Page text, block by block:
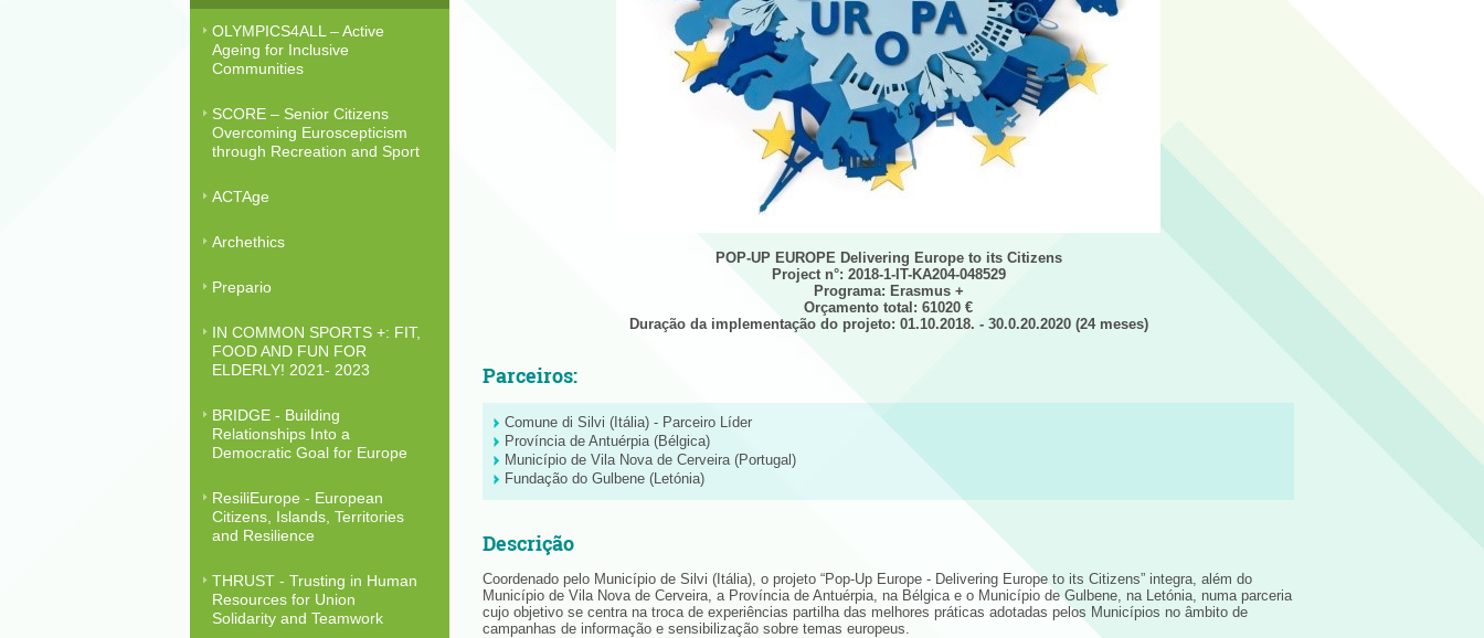
OLYMPICS4ALL – Active
Ageing for Inclusive
Communities
SCORE – Senior Citizens
Overcoming Euroscepticism
through Recreation and Sport
ACTAge
Archethics
Prepario
IN COMMON SPORTS +: FIT,
FOOD AND FUN FOR
ELDERLY! 2021- 2023
BRIDGE - Building
Relationships Into a
Democratic Goal for Europe
ResiliEurope - European
Citizens, Islands, Territories
and Resilience
THRUST - Trusting in Human
Resources for Union
Solidarity and Teamwork
POP-UP EUROPE Delivering Europe to its Citizens
Project n°: 2018-1-IT-KA204-048529
Programa: Erasmus +
Orçamento total: 61020 €
Duração da implementação do projeto: 01.10.2018. - 30.0.20.2020 (24 meses)
Parceiros:
Comune di Silvi (Itália) - Parceiro Líder
Província de Antuérpia (Bélgica)
Município de Vila Nova de Cerveira (Portugal)
Fundação do Gulbene (Letónia)
Descrição
Coordenado pelo Município de Silvi (Itália), o projeto “Pop-Up Europe - Delivering Europe to its Citizens” integra, além do
Município de Vila Nova de Cerveira, a Província de Antuérpia, na Bélgica e o Município de Gulbene, na Letónia, numa parceria
cujo objetivo se centra na troca de experiências partilha das melhores práticas adotadas pelos Municípios no âmbito de
campanhas de informação e sensibilização sobre temas europeus.